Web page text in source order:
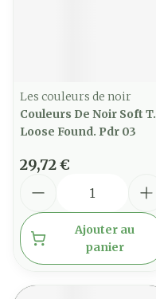
Les couleurs de noir
Couleurs De Noir Soft T.
Loose Found. Pdr 03
29,72 €
Ajouter au
panier